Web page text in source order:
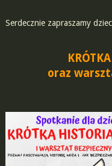
Serdecznie zapraszamy
oraz